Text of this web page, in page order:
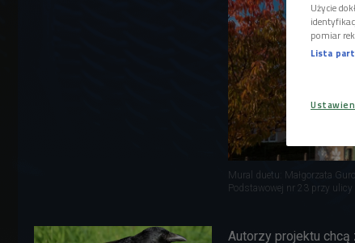
Mural duetu: Małgorzata
Podstawowej nr 23 przy
Autorzy projektu
Użycie
pomiar
Lista